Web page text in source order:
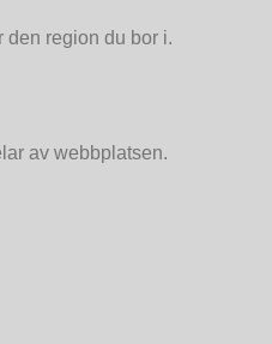
den region du bor i.
av webbplatsen.